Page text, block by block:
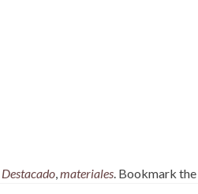
Destacado,materiales. Bookmark the